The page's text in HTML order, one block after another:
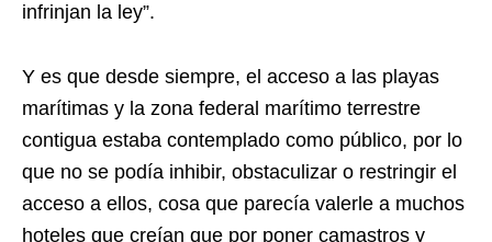
infrinjan la ley”.
Y es que desde siempre, el acceso a las playas
marítimas y la zona federal marítimo terrestre
contigua estaba contemplado como público, por lo
que no se podía inhibir, obstaculizar o restringir el
acceso a ellos, cosa que parecía valerle a muchos
hoteles que creían que por poner camastros y